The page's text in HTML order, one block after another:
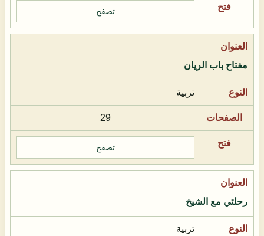
تصفح
مفتاح باب الريان
تربية
29
تصفح
رحلتي مع الشيخ
تربية